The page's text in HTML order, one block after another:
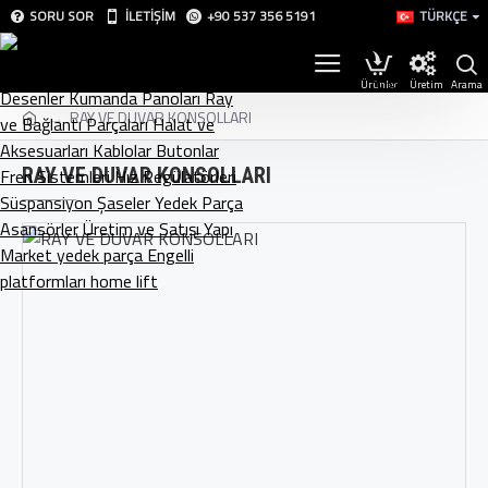
SORU SOR İLETIŞIM +90 537 356 5191 TÜRKÇE
Üretim
RAY VE DUVAR KONSOLLARI
RAY VE DUVAR KONSOLLARI